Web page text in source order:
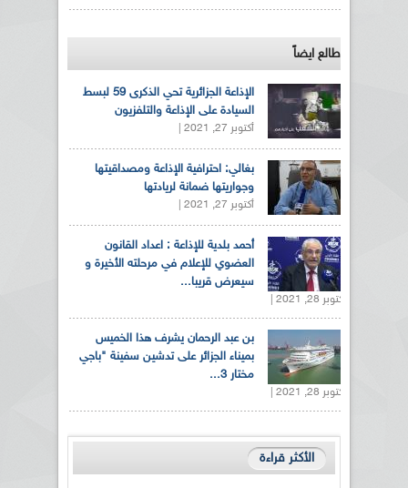
طالع ايضاً
الإذاعة الجزائرية تحي الذكرى 59 لبسط
السيادة على الإذاعة والتلفزيون
أكتوبر 27, 2021 |
بغالي: احترافية الإذاعة ومصداقيتها
وجواريتها ضمانة لريادتها
أكتوبر 27, 2021 |
أحمد بلدية للإذاعة : اعداد القانون
العضوي للإعلام في مرحلته الأخيرة و
سيعرض قريبا...
أكتوبر 28, 2021 |
بن عبد الرحمان يشرف هذا الخميس
بميناء الجزائر على تدشين سفينة "باجي
مختار 3...
أكتوبر 28, 2021 |
الأكثر قراءة